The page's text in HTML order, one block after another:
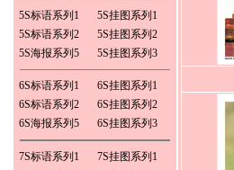
5S标语系列1
5S挂图系列1
5S标语系列2
5S挂图系列2
5S海报系列5
5S挂图系列3
6S标语系列1
6S挂图系列1
6S标语系列2
6S挂图系列2
6S海报系列5
6S挂图系列3
7S标语系列1
7S挂图系列1